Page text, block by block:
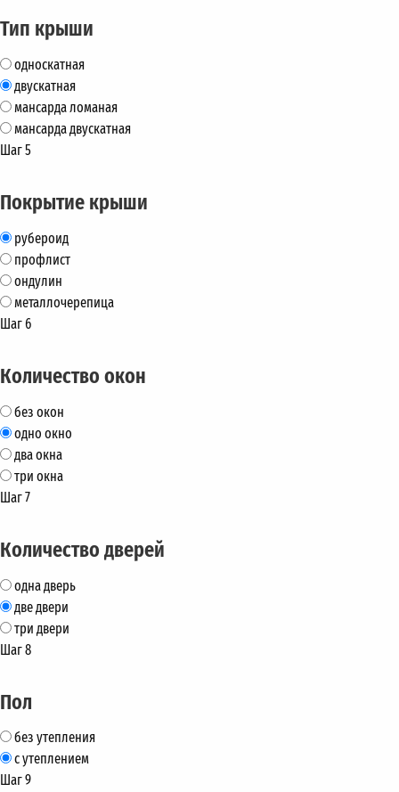
Тип крыши
односкатная
двускатная
мансарда ломаная
мансарда двускатная
Шаг 5
Покрытие крыши
рубероид
профлист
ондулин
металлочерепица
Шаг 6
Количество окон
без окон
одно окно
два окна
три окна
Шаг 7
Количество дверей
одна дверь
две двери
три двери
Шаг 8
Пол
без утепления
с утеплением
Шаг 9